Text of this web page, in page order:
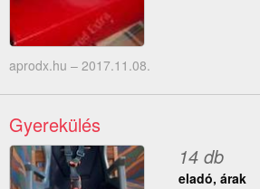
aprodx.hu – 2017.11.08.
Gyerekülés
14 db
eladó, árak